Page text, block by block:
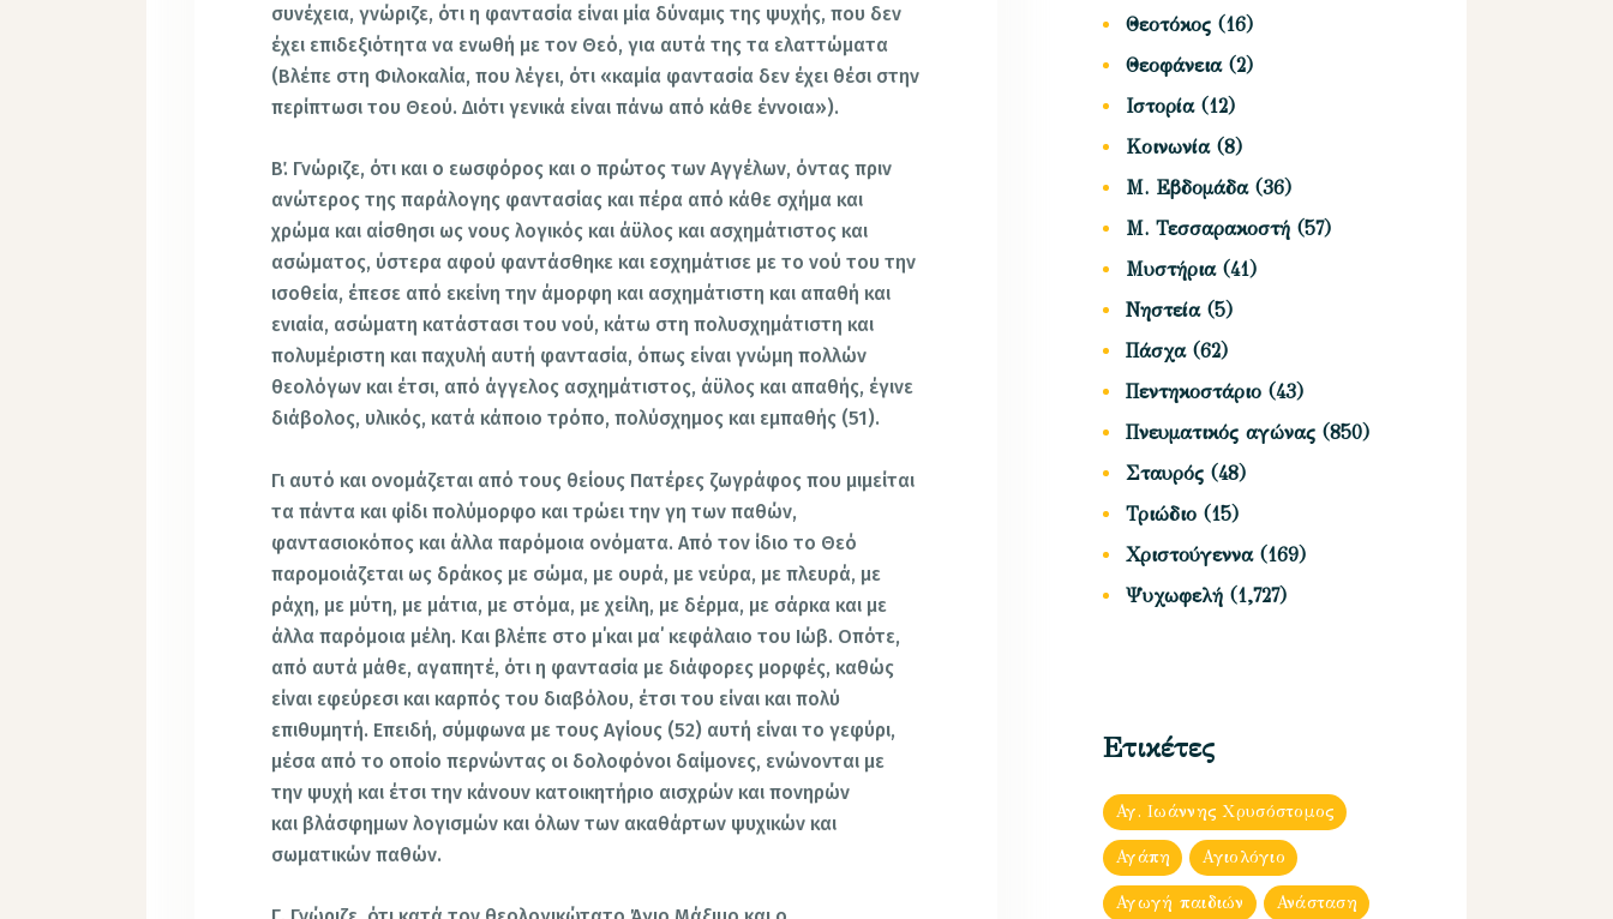
συνέχεια, γνώριζε, ότι η φαντασία είναι μία δύναμις της ψυχής, που δεν
έχει επιδεξιότητα να ενωθή με τον Θεό, για αυτά της τα ελαττώματα
(Βλέπε στη Φιλοκαλία, που λέγει, ότι «καμία φαντασία δεν έχει θέσι στην
περίπτωσι του Θεού. Διότι γενικά είναι πάνω από κάθε έννοια»).
Β΄. Γνώριζε, ότι και ο εωσφόρος και ο πρώτος των Αγγέλων, όντας πριν
ανώτερος της παράλογης φαντασίας και πέρα από κάθε σχήμα και
χρώμα και αίσθησι ως νους λογικός και άϋλος και ασχημάτιστος και
ασώματος, ύστερα αφού φαντάσθηκε και εσχημάτισε με το νού του την
ισοθεία, έπεσε από εκείνη την άμορφη και ασχημάτιστη και απαθή και
ενιαία, ασώματη κατάστασι του νού, κάτω στη πολυσχημάτιστη και
πολυμέριστη και παχυλή αυτή φαντασία, όπως είναι γνώμη πολλών
θεολόγων και έτσι, από άγγελος ασχημάτιστος, άϋλος και απαθής, έγινε
διάβολος, υλικός, κατά κάποιο τρόπο, πολύσχημος και εμπαθής (51).
Γι αυτό και ονομάζεται από τους θείους Πατέρες ζωγράφος που μιμείται
τα πάντα και φίδι πολύμορφο και τρώει την γη των παθών,
φαντασιοκόπος και άλλα παρόμοια ονόματα. Από τον ίδιο το Θεό
παρομοιάζεται ως δράκος με σώμα, με ουρά, με νεύρα, με πλευρά, με
ράχη, με μύτη, με μάτια, με στόμα, με χείλη, με δέρμα, με σάρκα και με
άλλα παρόμοια μέλη. Και βλέπε στο μ΄και μα΄ κεφάλαιο του Ιώβ. Οπότε,
από αυτά μάθε, αγαπητέ, ότι η φαντασία με διάφορες μορφές, καθώς
είναι εφεύρεσι και καρπός του διαβόλου, έτσι του είναι και πολύ
επιθυμητή. Επειδή, σύμφωνα με τους Αγίους (52) αυτή είναι το γεφύρι,
μέσα από το οποίο περνώντας οι δολοφόνοι δαίμονες, ενώνονται με
την ψυχή και έτσι την κάνουν κατοικητήριο αισχρών και πονηρών
και βλάσφημων λογισμών και όλων των ακαθάρτων ψυχικών και
σωματικών παθών.
Θεοτόκος (16)
Θεοφάνεια(2)
Ιστορία(12)
Κοινωνία(8)
Μ. Εβδομάδα(36)
Μ. Τεσσαρακοστή (57)
Μυστήρια(41)
Νηστεία(5)
Πάσχα(62)
Πεντηκοστάριο (43)
Πνευματικός αγώνας (850)
Σταυρός (48)
Τριώδιο (15)
Χριστούγεννα(169)
Ψυχωφελή (1,727)
Ετικέτες
Αγ. Ιωάννης Χρυσόστομος
Αγάπη Αγιολόγιο
Αγωγή παιδιών Ανάσταση